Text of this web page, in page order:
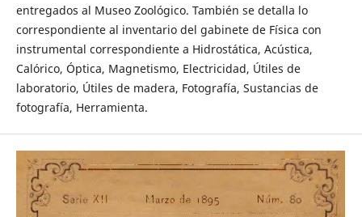
entregados al Museo Zoológico. También se detalla lo
correspondiente al inventario del gabinete de Física con
instrumental correspondiente a Hidrostática, Acústica,
Calórico, Óptica, Magnetismo, Electricidad, Útiles de
laboratorio, Útiles de madera, Fotografía, Sustancias de
fotografía, Herramienta.